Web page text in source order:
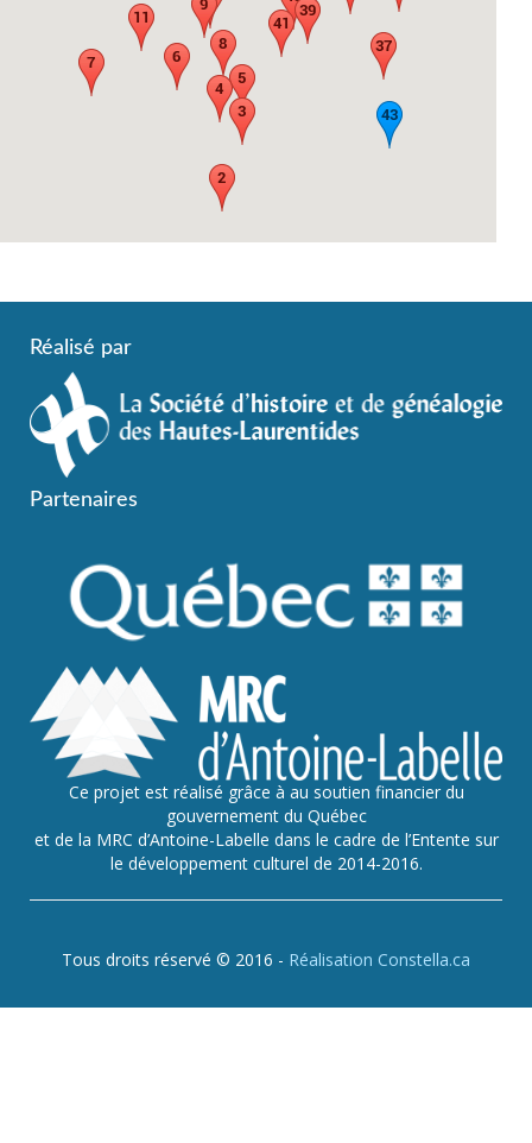
Réalisé par
Partenaires
Ce projet est réalisé grâce à au soutien financier du
gouvernement du Québec
et de la MRC d’Antoine-Labelle dans le cadre de l’Entente sur
le développement culturel de 2014-2016.
Tous droits réservé © 2016 - Réalisation Constella.ca